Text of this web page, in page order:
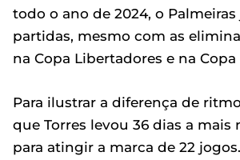
todo o ano de 2024, o
partidas, mesmo com as
na Copa Libertadores e na Copa
Para ilustrar a diferença de
que Torres levou 36 dias a mais
para atingir a marca de 22